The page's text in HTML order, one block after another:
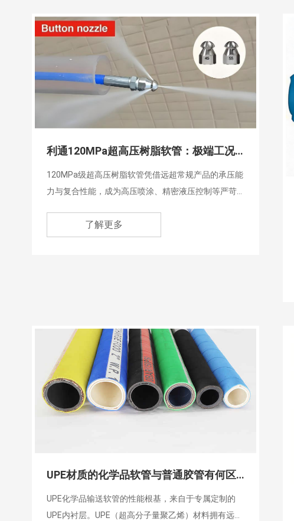
利通120MPa超高压树脂软管：极端工况下的流体输送硬核解决方案
120MPa级超高压树脂软管凭借远超常规产品的承压能
力与复合性能，成为高压喷涂、精密液压控制等严苛
使用要求。了解更多
UPE材质的化学品软管与普通胶管有何区别？
UPE化学品输送软管的性能根基，来自于专属定制的
UPE内衬层。UPE（超高分子量聚乙烯）材料拥有远超